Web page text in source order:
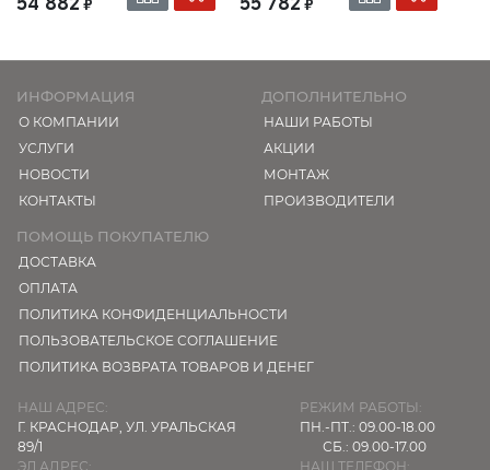
₽ ₽
ИНФОРМАЦИЯ
О КОМПАНИИ
УСЛУГИ
НОВОСТИ
КОНТАКТЫ
ДОПОЛНИТЕЛЬНО
НАШИ РАБОТЫ
АКЦИИ
МОНТАЖ
ПРОИЗВОДИТЕЛИ
ПОМОЩЬ ПОКУПАТЕЛЮ
ДОСТАВКА
ОПЛАТА
ПОЛИТИКА КОНФИДЕНЦИАЛЬНОСТИ
ПОЛЬЗОВАТЕЛЬСКОЕ СОГЛАШЕНИЕ
ПОЛИТИКА ВОЗВРАТА ТОВАРОВ И ДЕНЕГ
НАШ АДРЕС:
Г. КРАСНОДАР, УЛ. УРАЛЬСКАЯ
89/1
ЭЛ.АДРЕС:
РЕЖИМ РАБОТЫ:
ПН.-ПТ.: 09.00-18.00
СБ.: 09.00-17.00
НАШ ТЕЛЕФОН: